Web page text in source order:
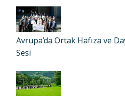
Avrupa’da Ortak Hafıza ve
Sesi